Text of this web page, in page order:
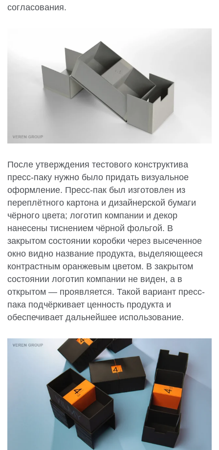
согласования.
После утверждения тестового конструктива
пресс-паку нужно было придать визуальное
оформление. Пресс-пак был изготовлен из
переплётного картона и дизайнерской бумаги
чёрного цвета; логотип компании и декор
нанесены тиснением чёрной фольгой. В
закрытом состоянии коробки через высеченное
окно видно название продукта, выделяющееся
контрастным оранжевым цветом. В закрытом
состоянии логотип компании не виден, а в
открытом — проявляется. Такой вариант пресс-
пака подчёркивает ценность продукта и
обеспечивает дальнейшее использование.